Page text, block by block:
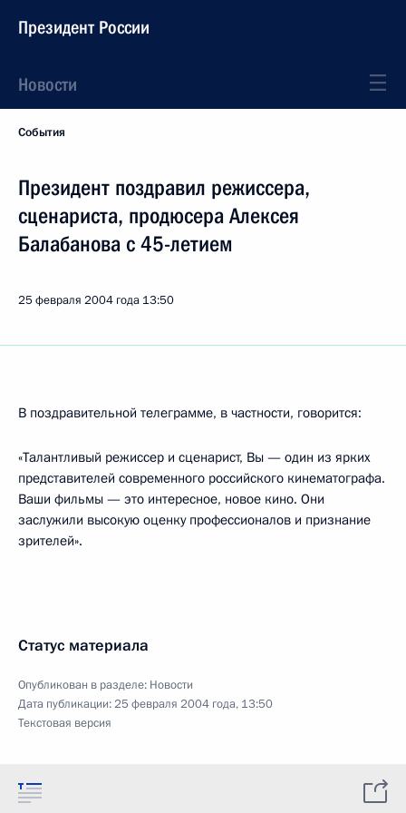
Президент России
Новости
События
Президент поздравил режиссера,
сценариста, продюсера Алексея
Балабанова с 45-летием
25 февраля 2004 года 13:50
В поздравительной телеграмме, в частности, говорится:
«Талантливый режиссер и сценарист, Вы — один из ярких
представителей современного российского кинематографа.
Ваши фильмы — это интересное, новое кино. Они
заслужили высокую оценку профессионалов и признание
зрителей».
Статус материала
Опубликован в разделе: Новости
Дата публикации:25 февраля 2004 года, 13:50
Текстовая версия